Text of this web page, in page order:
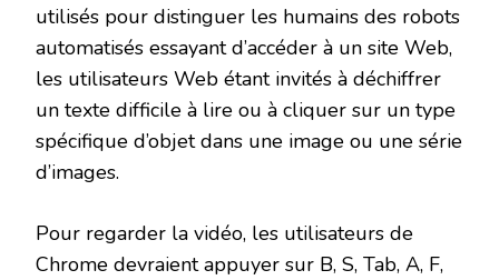
utilisés pour distinguer les humains des robots
automatisés essayant d’accéder à un site Web,
les utilisateurs Web étant invités à déchiffrer
un texte difficile à lire ou à cliquer sur un type
spécifique d’objet dans une image ou une série
d’images.
Pour regarder la vidéo, les utilisateurs de
Chrome devraient appuyer sur B, S, Tab, A, F,